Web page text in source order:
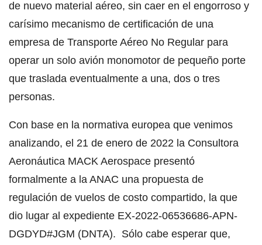
de nuevo material aéreo, sin caer en el engorroso y
carísimo mecanismo de certificación de una
empresa de Transporte Aéreo No Regular para
operar un solo avión monomotor de pequeño porte
que traslada eventualmente a una, dos o tres
personas.
Con base en la normativa europea que venimos
analizando, el 21 de enero de 2022 la Consultora
Aeronáutica MACK Aerospace presentó
formalmente a la ANAC una propuesta de
regulación de vuelos de costo compartido, la que
dio lugar al expediente EX-2022-06536686-APN-
DGDYD#JGM (DNTA). Sólo cabe esperar que,